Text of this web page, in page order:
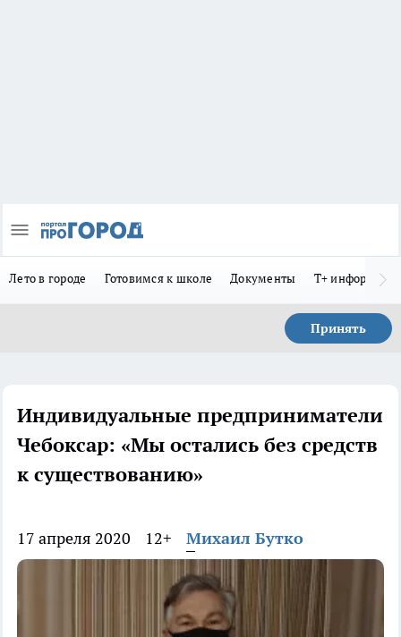
Лето в городе Готовимся к школе Документы Т+
Принять
Индивидуальные предприниматели
Чебоксар: «Мы остались без средств
к существованию»
17 апреля 2020 12+ Михаил Бутко